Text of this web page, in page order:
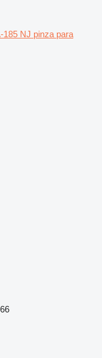
185 NJ pinza para